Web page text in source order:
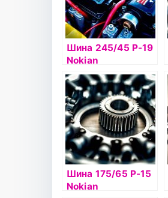
Шина 245/45 Р-19
Nokian
Hakkapelitta 8
102T б/к шип
Шина 175/65 Р-15
Nokian